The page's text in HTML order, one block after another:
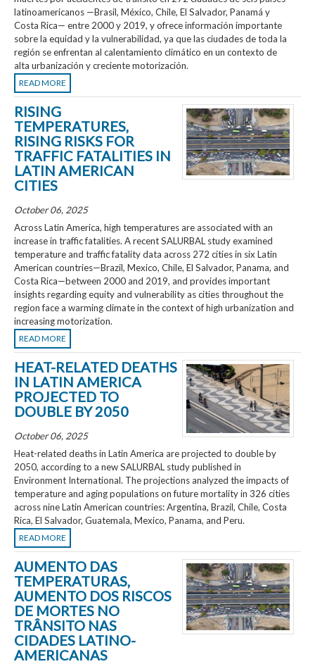
latinoamericanos —Brasil, México, Chile, El Salvador, Panamá y
Costa Rica— entre 2000 y 2019, y ofrece información importante
sobre la equidad y la vulnerabilidad, ya que las ciudades de toda la
región se enfrentan al calentamiento climático en un contexto de
alta urbanización y creciente motorización.
READ MORE
RISING
TEMPERATURES,
RISING RISKS FOR
TRAFFIC FATALITIES IN
LATIN AMERICAN
CITIES
October 06, 2025
Across Latin America, high temperatures are associated with an
increase in traffic fatalities. A recent SALURBAL study examined
temperature and traffic fatality data across 272 cities in six Latin
American countries—Brazil, Mexico, Chile, El Salvador, Panama, and
Costa Rica—between 2000 and 2019, and provides important
insights regarding equity and vulnerability as cities throughout the
region face a warming climate in the context of high urbanization and
increasing motorization.
READ MORE
HEAT-RELATED DEATHS
IN LATIN AMERICA
PROJECTED TO
DOUBLE BY 2050
October 06, 2025
Heat-related deaths in Latin America are projected to double by
2050, according to a new SALURBAL study published in
Environment International. The projections analyzed the impacts of
temperature and aging populations on future mortality in 326 cities
across nine Latin American countries: Argentina, Brazil, Chile, Costa
Rica, El Salvador, Guatemala, Mexico, Panama, and Peru.
READ MORE
AUMENTO DAS
TEMPERATURAS,
AUMENTO DOS RISCOS
DE MORTES NO
TRÂNSITO NAS
CIDADES LATINO-
AMERICANAS